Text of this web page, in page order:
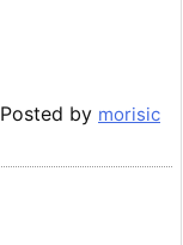
Posted by morisic